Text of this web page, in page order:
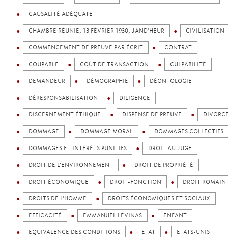
CAUSALITÉ ADÉQUATE
CHAMBRE RÉUNIE, 13 FÉVRIER 1930, JAND’HEUR CIVILISATION
COMMENCEMENT DE PREUVE PAR ÉCRIT CONTRAT
COUPABLE COÛT DE TRANSACTION CULPABILITÉ
DEMANDEUR DÉMOGRAPHIE DÉONTOLOGIE
DÉRESPONSABILISATION DILIGENCE
DISCERNEMENT ÉTHIQUE DISPENSE DE PREUVE
DOMMAGE DOMMAGE MORAL DOMMAGES COLLECTIFS
DOMMAGES ET INTÉRÊTS PUNITIFS DROIT AU JUGE
DROIT DE L’ENVIRONNEMENT DROIT DE PROPRIÉTÉ
DROIT ÉCONOMIQUE DROIT-FONCTION DROIT ROMAIN
DROITS DE L’HOMME DROITS ÉCONOMIQUES ET SOCIAUX
EFFICACITÉ EMMANUEL LÉVINAS ENFANT
EQUIVALENCE DES CONDITIONS ETAT ETATS-UNIS